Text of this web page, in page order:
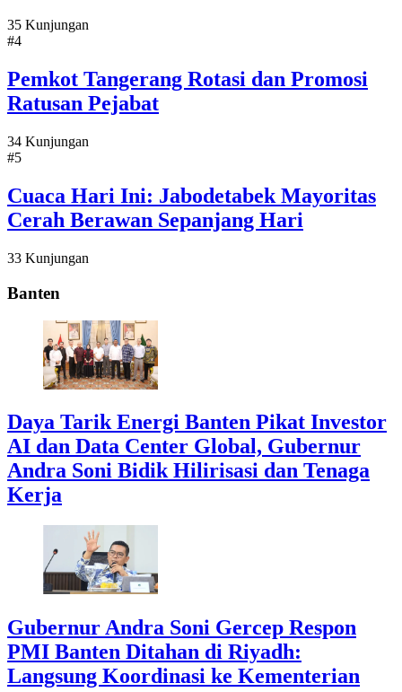
35 Kunjungan
#4
Pemkot Tangerang Rotasi dan Promosi
Ratusan Pejabat
34 Kunjungan
#5
Cuaca Hari Ini: Jabodetabek Mayoritas
Cerah Berawan Sepanjang Hari
33 Kunjungan
Banten
Daya Tarik Energi Banten Pikat Investor
AI dan Data Center Global, Gubernur
Andra Soni Bidik Hilirisasi dan Tenaga
Kerja
Gubernur Andra Soni Gercep Respon
PMI Banten Ditahan di Riyadh:
Langsung Koordinasi ke Kementerian